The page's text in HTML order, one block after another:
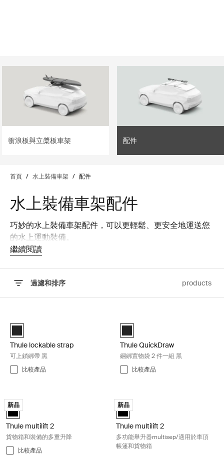
衝浪板與立槳板車架 配件
首頁 / 水上裝備車架 / 配件
水上裝備車架配件
巧妙的水上裝備車架配件，可以更輕鬆、更安全地運送您
的水上運動裝備。
繼續閱讀
過濾和排序 products
Black (selected)
Thule lockable strap
可上鎖綁帶 黑
比較產品
Black (selected)
Thule QuickDraw
綑綁置物袋 2 件一組 黑
比較產品
Thule multilift 2 貨物箱和裝備的多重升降 Black
新品
black (selected)
Thule multilift 2
貨物箱和裝備的多重升降
比較產品
Thule multilift 2 多功能舉升器
新品
black (selected)
Thule multilift 2
多功能舉升器multisep/適用於車頂
帳篷和貨物箱